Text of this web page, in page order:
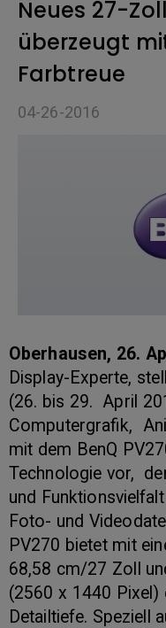
Neues 27-
überzeugt
Farbtreue
04-26-2016
Oberhausen, 26.
Display-Experte,
(26. bis 29. April
Computergrafik,
mit dem BenQ
Technologie vor,
und
Foto- und
PV270 bietet mit
68,58 cm/27 Zoll
(2560 x 1440 Pixel)
Detailtiefe. Speziell